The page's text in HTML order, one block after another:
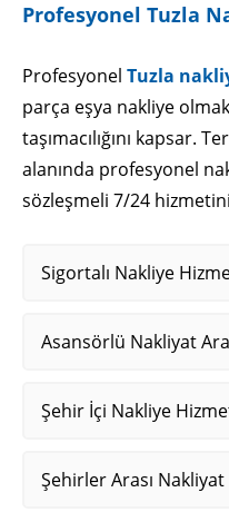
Profesyonel Tuzla
Profesyonel Tuzla
parça eşya nakliye
taşımacılığını kapsar.
alanında profesyonel
sözleşmeli 7/24
Sigortalı Nakliye
Asansörlü Nakliyat
Şehir İçi Nakliye
Şehirler Arası